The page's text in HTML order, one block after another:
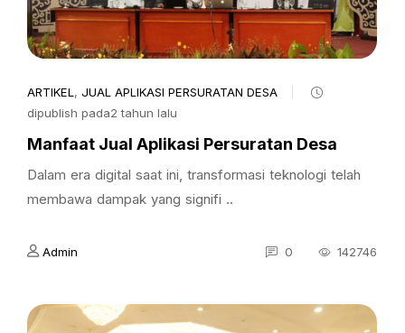
ARTIKEL , JUAL APLIKASI PERSURATAN DESA
dipublish pada2 tahun lalu
Manfaat Jual Aplikasi Persuratan Desa
Dalam era digital saat ini, transformasi teknologi telah
membawa dampak yang signifi ..
Admin 0 142746